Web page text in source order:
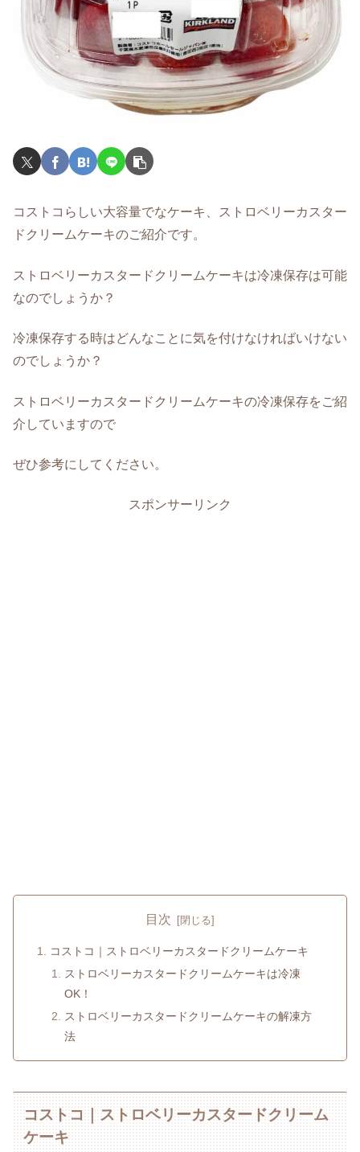
コストコらしい大容量でなケーキ、ストロベリーカスター
ドクリームケーキのご紹介です。
ストロベリーカスタードクリームケーキは冷凍保存は可能
なのでしょうか？
冷凍保存する時はどんなことに気を付けなければいけない
のでしょうか？
ストロベリーカスタードクリームケーキの冷凍保存をご紹
介していますので
ぜひ参考にしてください。
スポンサーリンク
目次
コストコ｜ストロベリーカスタードクリームケーキ
ストロベリーカスタードクリームケーキは冷凍
OK！
ストロベリーカスタードクリームケーキの解凍方
法
コストコ｜ストロベリーカスタードクリーム
ケーキ